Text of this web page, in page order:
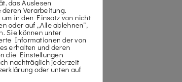
das Auslesen
Verarbeitung.
um in den Einsatz von nicht
oder auf „Alle ablehnen“,
Sie können unter
Informationen der von
erhalten und deren
die Einstellungen
nachträglich jederzeit
oder unten auf